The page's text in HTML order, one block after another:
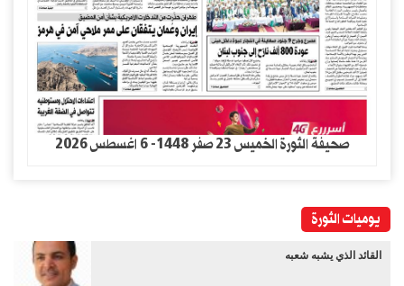
صحيفة الثورة الخميس 23 صفر 1448- 6 اغسطس 2026
يوميات الثورة
القائد الذي يشبه شعبه